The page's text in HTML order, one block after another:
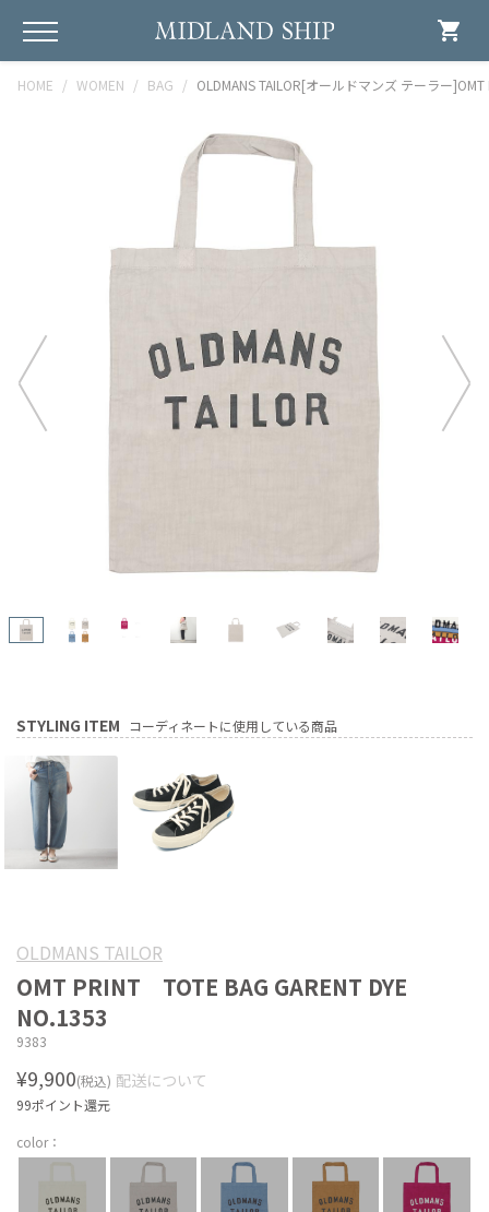
shopping_cart
HOME WOMEN BAG OLDMANS TAILOR[オールドマンズ テーラー
STYLING ITEM コーディネートに使用している商品
OLDMANS TAILOR
OMT PRINT TOTE BAG GARENT DYE
NO.1353
9383
¥9,900(税込) 配送について
99ポイント還元
color：